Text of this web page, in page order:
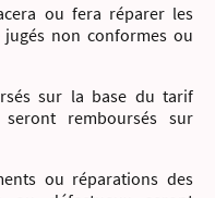
ou fera réparer les
non conformes ou
sur la base du tarif
remboursés sur
ou réparations des